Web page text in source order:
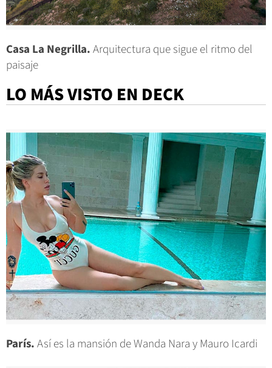
Casa La Negrilla.Arquitectura que sigue el ritmo del
paisaje
LO MÁS VISTO EN DECK
París.Así es la mansión de Wanda Nara y Mauro Icardi